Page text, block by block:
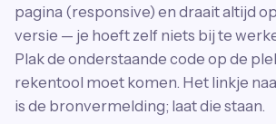
pagina (responsive) en draait altijd
versie — je hoeft zelf niets bij te
Plak de onderstaande code op de
rekentool moet komen. Het linkje
is de bronvermelding; laat die staan.